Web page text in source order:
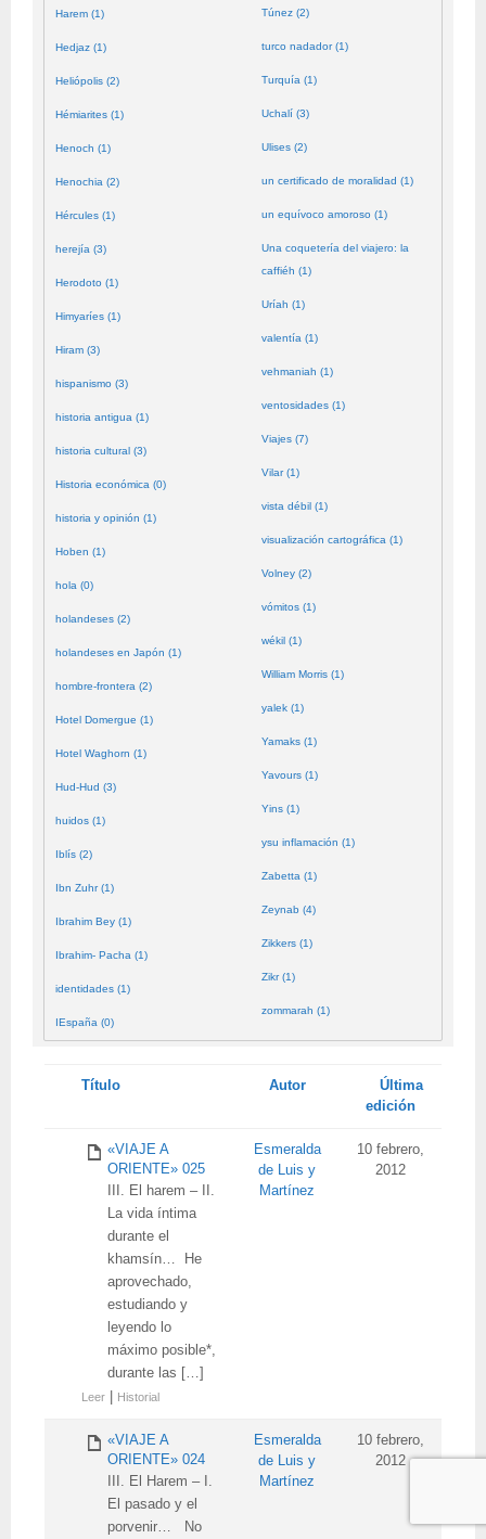
Harem (1)
Hedjaz (1)
Heliópolis (2)
Hémiarites (1)
Henoch (1)
Henochia (2)
Hércules (1)
herejía (3)
Herodoto (1)
Himyaríes (1)
Hiram (3)
hispanismo (3)
historia antigua (1)
historia cultural (3)
Historia económica (0)
historia y opinión (1)
Hoben (1)
hola (0)
holandeses (2)
holandeses en Japón (1)
hombre-frontera (2)
Hotel Domergue (1)
Hotel Waghorn (1)
Hud-Hud (3)
huidos (1)
Iblís (2)
Ibn Zuhr (1)
Ibrahim Bey (1)
Ibrahim- Pacha (1)
identidades (1)
IEspaña (0)
Túnez (2)
turco nadador (1)
Turquía (1)
Uchalí (3)
Ulises (2)
un certificado de moralidad (1)
un equívoco amoroso (1)
Una coquetería del viajero: la
caffiéh (1)
Uríah (1)
valentía (1)
vehmaniah (1)
ventosidades (1)
Viajes (7)
Vilar (1)
vista débil (1)
visualización cartográfica (1)
Volney (2)
vómitos (1)
wékil (1)
William Morris (1)
yalek (1)
Yamaks (1)
Yavours (1)
Yins (1)
ysu inflamación (1)
Zabetta (1)
Zeynab (4)
Zikkers (1)
Zikr (1)
zommarah (1)
Tienes
Título Autor
Última
edición
«VIAJE A
ORIENTE» 025
III. El harem – II.
La vida íntima
durante el
khamsín… He
aprovechado,
estudiando y
leyendo lo
máximo posible*,
durante las […]
Leer Historial
Esmeralda
de Luis y
Martínez
10 febrero,
2012
«VIAJE A
ORIENTE» 024
III. El Harem – I.
El pasado y el
porvenir… No
Esmeralda
de Luis y
Martínez
10 febrero,
2012